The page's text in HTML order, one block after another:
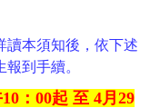
讀本須知後，依下述
到手續。
：00起 至 4月29